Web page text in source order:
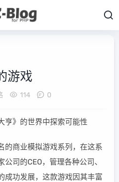
游戏
114 0
亨》的世界中探索可能性
的商业模拟游戏系列，在这系
司的CEO，管理各种公司、
成功发展，这款游戏因其丰富